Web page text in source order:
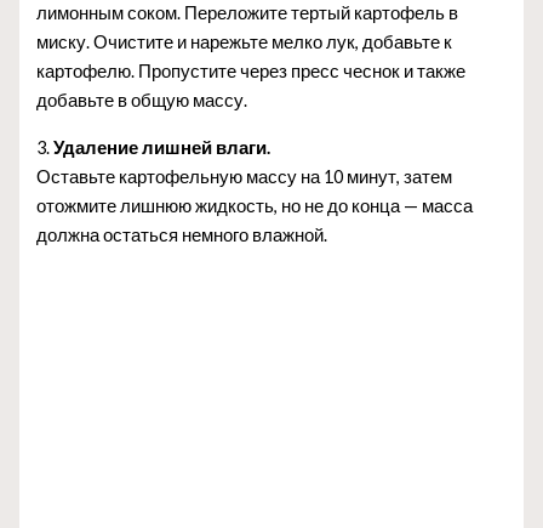
лимонным соком. Переложите тертый картофель в
миску. Очистите и нарежьте мелко лук, добавьте к
картофелю. Пропустите через пресс чеснок и также
добавьте в общую массу.
3.Удаление лишней влаги.
Оставьте картофельную массу на 10 минут, затем
отожмите лишнюю жидкость, но не до конца — масса
должна остаться немного влажной.